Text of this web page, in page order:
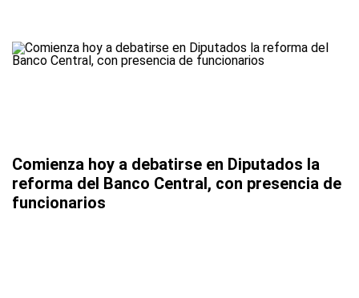
Comienza hoy a debatirse en Diputados la
reforma del Banco Central, con presencia de
funcionarios